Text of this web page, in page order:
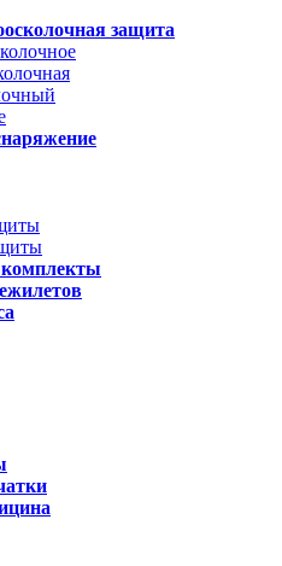
защита